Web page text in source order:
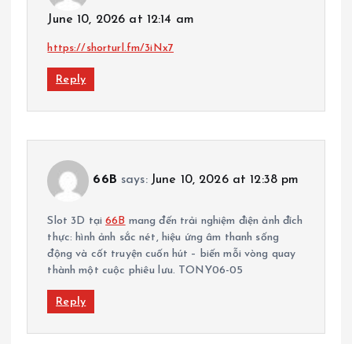
June 10, 2026 at 12:14 am
https://shorturl.fm/3iNx7
Reply
66B says: June 10, 2026 at 12:38 pm
Slot 3D tại66B mang đến trải nghiệm điện ảnh đích
thực: hình ảnh sắc nét, hiệu ứng âm thanh sống
động và cốt truyện cuốn hút – biến mỗi vòng quay
thành một cuộc phiêu lưu. TONY06-05
Reply